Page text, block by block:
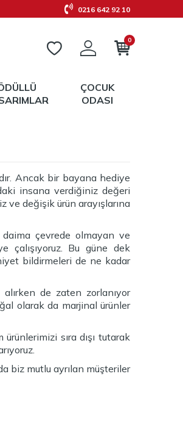
0216 642 92 10
0
ÇOCUK
ODASI
Ancak bir bayana hediye
insana verdiğiniz değeri
ve değişik ürün arayışlarına
çevrede olmayan ve
çalışıyoruz. Bu güne dek
bildirmeleri de ne kadar
de zaten zorlanıyor
olarak da marjinal ürünler
sıra dışı tutarak
biz mutlu ayrılan müşteriler